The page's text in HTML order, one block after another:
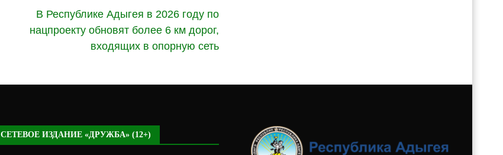
В Республике Адыгея в 2026 году по
нацпроекту обновят более 6 км дорог,
входящих в опорную сеть
СЕТЕВОЕ ИЗДАНИЕ «ДРУЖБА» (12+)